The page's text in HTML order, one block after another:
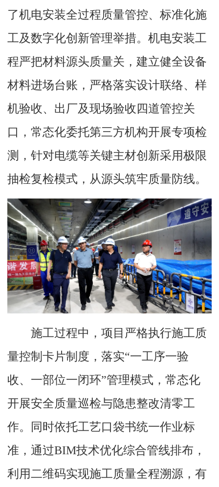
了机电安装全过程质量管控、标准化施
工及数字化创新管理举措。机电安装工
程严把材料源头质量关，建立健全设备
材料进场台账，严格落实设计联络、样
机验收、出厂及现场验收四道管控关
口，常态化委托第三方机构开展专项检
测，针对电缆等关键主材创新采用极限
抽检复检模式，从源头筑牢质量防线。
施工过程中，项目严格执行施工质
量控制卡片制度，落实“一工序一验
收、一部位一闭环”管理模式，常态化
开展安全质量巡检与隐患整改清零工
作。同时依托工艺口袋书统一作业标
准，通过BIM技术优化综合管线排布，
利用二维码实现施工质量全程溯源，有